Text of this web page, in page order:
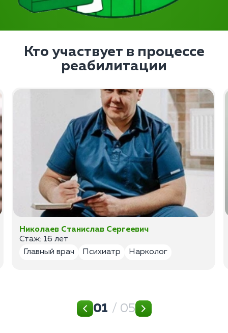
Кто участвует в процессе
реабилитации
Николаев Станислав Сергеевич
Стаж: 16 лет
Главный врач
Психиатр Нарколог
01 / 05